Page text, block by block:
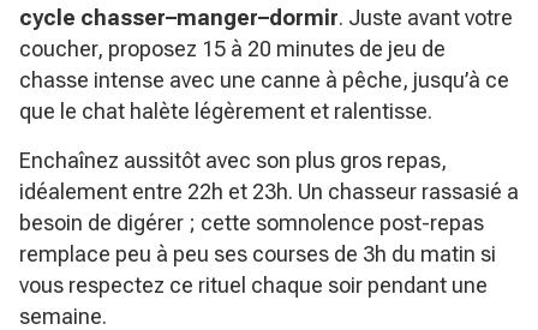
cycle chasser–manger–dormir. Juste avant votre
coucher, proposez 15 à 20 minutes de jeu de
chasse intense avec une canne à pêche, jusqu’à ce
que le chat halète légèrement et ralentisse.
Enchaînez aussitôt avec son plus gros repas,
idéalement entre 22h et 23h. Un chasseur rassasié a
besoin de digérer ; cette somnolence post-repas
remplace peu à peu ses courses de 3h du matin si
vous respectez ce rituel chaque soir pendant une
semaine.